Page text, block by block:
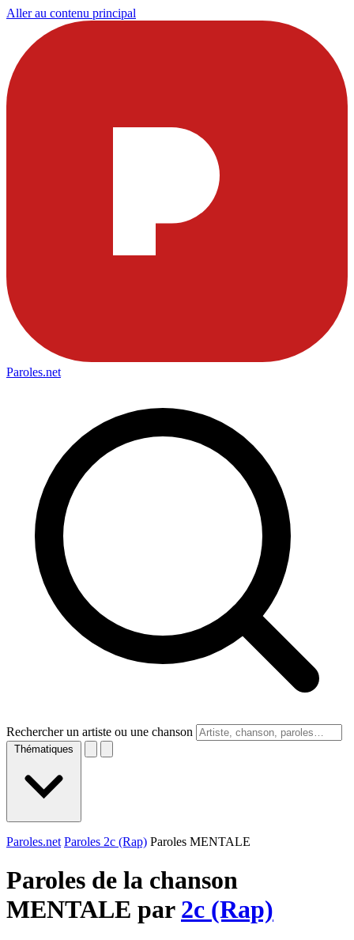
Aller au contenu principal
Paroles.net
Rechercher un artiste ou une chanson
Thématiques
Paroles.net Paroles 2c (Rap) Paroles MENTALE
Paroles de la chanson
MENTALE par 2c (Rap)